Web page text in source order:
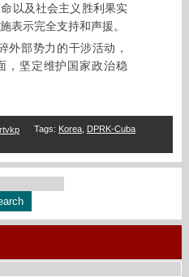
以及社会主义胜利果实
表示完全支持和声援。
外部势力的干涉活动，
，坚定维护国家政治稳
Tags: Korea, DPRK-Cuba